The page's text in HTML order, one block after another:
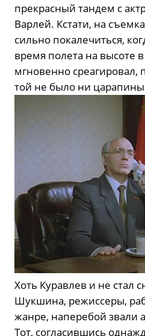
прекрасный тандем с
Варлей. Кстати, на
сильно покалечиться,
время полета на высоте
мгновенно среагировал,
той не было ни
Хоть Куравлев и не стал
Шукшина, режиссеры,
жанре, наперебой звали
Тот, согласившись